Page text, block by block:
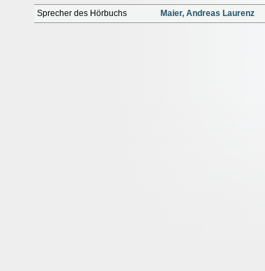
Sprecher des Hörbuchs Maier, Andreas Laurenz